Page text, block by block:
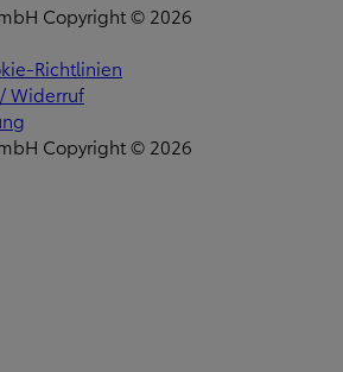
Copyright © 2026
Richtlinien
Widerruf
Copyright © 2026